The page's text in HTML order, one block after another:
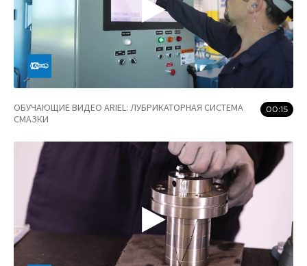
ОБУЧАЮЩИЕ ВИДЕО ARIEL: ЛУБРИКАТОРНАЯ СИСТЕМА
СМАЗКИ
00:15